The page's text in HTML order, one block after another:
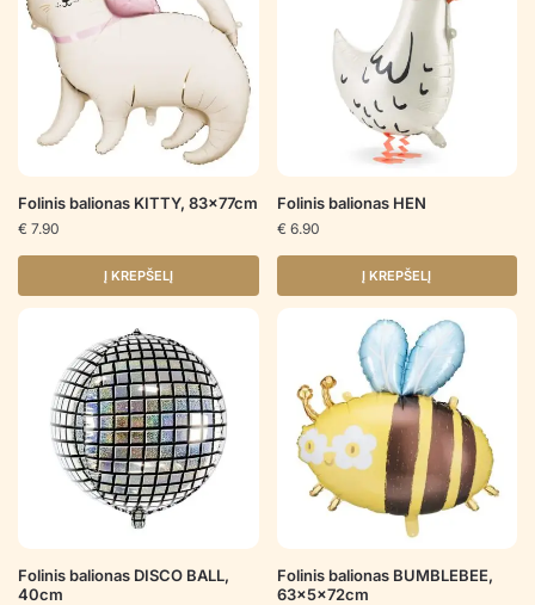
Folinis balionas KITTY, 83x77cm
€ 7.90
Į KREPŠELĮ
Folinis balionas HEN
€ 6.90
Į KREPŠELĮ
Folinis balionas DISCO BALL,
40cm
Folinis balionas BUMBLEBEE,
63x5x72cm